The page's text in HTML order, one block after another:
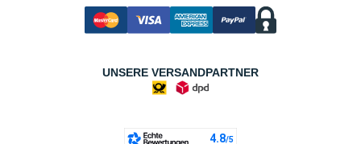
UNSERE VERSANDPARTNER